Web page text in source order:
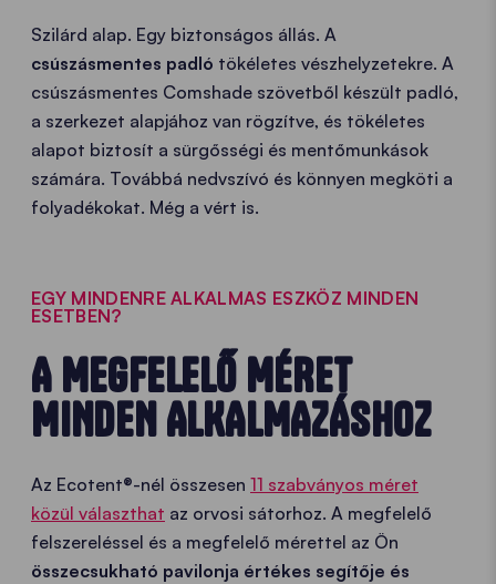
Szilárd alap. Egy biztonságos állás. A
csúszásmentes padló tökéletes vészhelyzetekre. A
csúszásmentes Comshade szövetből készült padló,
a szerkezet alapjához van rögzítve, és tökéletes
alapot biztosít a sürgősségi és mentőmunkások
számára. Továbbá nedvszívó és könnyen megköti a
folyadékokat. Még a vért is.
EGY MINDENRE ALKALMAS ESZKÖZ MINDEN
ESETBEN?
A MEGFELELŐ MÉRET
MINDEN ALKALMAZÁSHOZ
Az Ecotent®-nél összesen 11 szabványos méret
közül választhat az orvosi sátorhoz. A megfelelő
felszereléssel és a megfelelő mérettel az Ön
összecsukható pavilonja értékes segítője és